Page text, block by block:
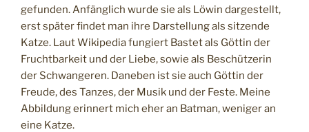
gefunden. Anfänglich wurde sie als Löwin dargestellt,
erst später findet man ihre Darstellung als sitzende
Katze. Laut Wikipedia fungiert Bastet als Göttin der
Fruchtbarkeit und der Liebe, sowie als Beschützerin
der Schwangeren. Daneben ist sie auch Göttin der
Freude, des Tanzes, der Musik und der Feste. Meine
Abbildung erinnert mich eher an Batman, weniger an
eine Katze.